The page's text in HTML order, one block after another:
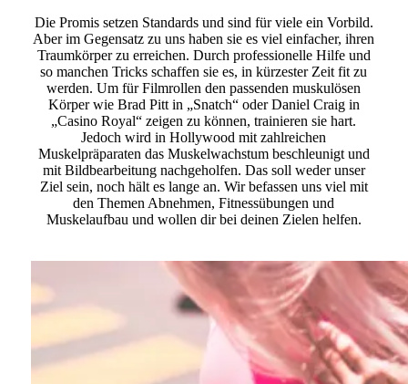
Die Promis setzen Standards und sind für viele ein Vorbild.
Aber im Gegensatz zu uns haben sie es viel einfacher, ihren
Traumkörper zu erreichen. Durch professionelle Hilfe und
so manchen Tricks schaffen sie es, in kürzester Zeit fit zu
werden. Um für Filmrollen den passenden muskulösen
Körper wie Brad Pitt in „Snatch“ oder Daniel Craig in
„Casino Royal“ zeigen zu können, trainieren sie hart.
Jedoch wird in Hollywood mit zahlreichen
Muskelpräparaten das Muskelwachstum beschleunigt und
mit Bildbearbeitung nachgeholfen. Das soll weder unser
Ziel sein, noch hält es lange an. Wir befassen uns viel mit
den Themen Abnehmen, Fitnessübungen und
Muskelaufbau und wollen dir bei deinen Zielen helfen.